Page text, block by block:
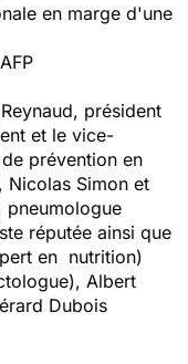
en marge d'une
président
et le vice-
prévention en
Nicolas Simon et
pneumologue
réputée ainsi que
en nutrition)
Albert
Dubois